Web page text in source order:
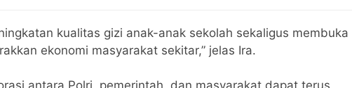
kualitas gizi anak-anak sekolah sekaligus membuka
ekonomi masyarakat sekitar,” jelas Ira.
antara Polri, pemerintah, dan masyarakat dapat terus